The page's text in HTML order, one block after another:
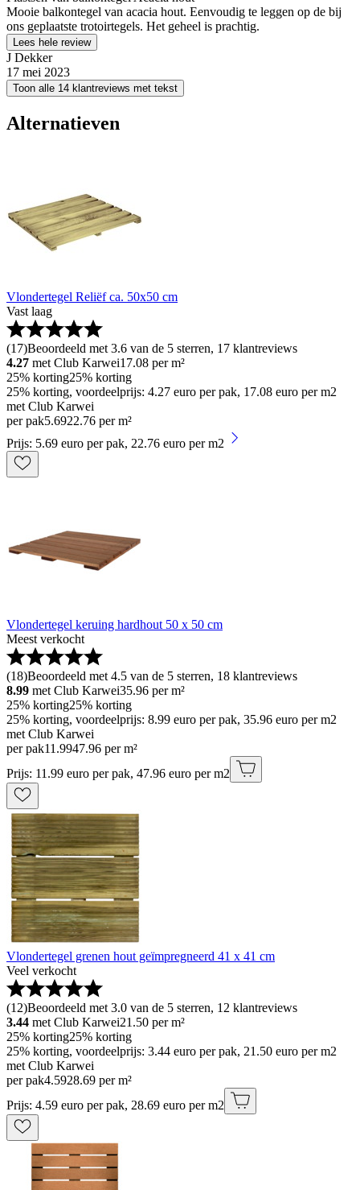
Mooie balkontegel van acacia hout. Eenvoudig te leggen op de bij
ons geplaatste trotoirtegels. Het geheel is prachtig.
Lees hele review
J Dekker
17 mei 2023
Toon alle 14 klantreviews met tekst
Alternatieven
Vlondertegel Reliëf ca. 50x50 cm
Vast laag
(17)Beoordeeld met 3.6 van de 5 sterren, 17 klantreviews
4.27 met Club Karwei17.08 per m²
25% korting25% korting
25% korting, voordeelprijs: 4.27 euro per pak, 17.08 euro per m2
met Club Karwei
per pak5.6922.76 per m²
Prijs: 5.69 euro per pak, 22.76 euro per m2
Vlondertegel keruing hardhout 50 x 50 cm
Meest verkocht
(18)Beoordeeld met 4.5 van de 5 sterren, 18 klantreviews
8.99 met Club Karwei35.96 per m²
25% korting25% korting
25% korting, voordeelprijs: 8.99 euro per pak, 35.96 euro per m2
met Club Karwei
per pak11.9947.96 per m²
Prijs: 11.99 euro per pak, 47.96 euro per m2
Vlondertegel grenen hout geïmpregneerd 41 x 41 cm
Veel verkocht
(12)Beoordeeld met 3.0 van de 5 sterren, 12 klantreviews
3.44 met Club Karwei21.50 per m²
25% korting25% korting
25% korting, voordeelprijs: 3.44 euro per pak, 21.50 euro per m2
met Club Karwei
per pak4.5928.69 per m²
Prijs: 4.59 euro per pak, 28.69 euro per m2